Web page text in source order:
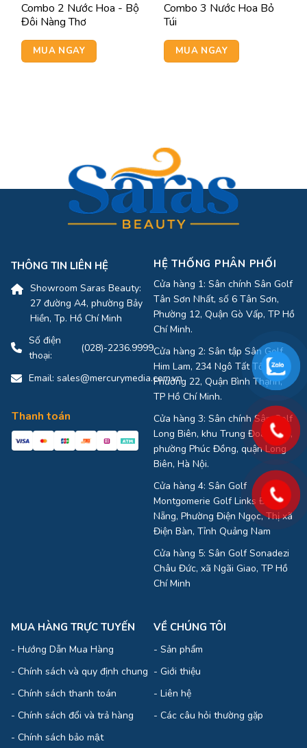
Combo 2 Nước Hoa - Bộ
Đôi Nàng Thơ
MUA NGAY
Combo 3 Nước Hoa Bỏ
Túi
MUA NGAY
THÔNG TIN LIÊN HỆ
Showroom Saras Beauty:
27 đường A4, phường Bảy
Hiền, Tp. Hồ Chí Minh
Số điện
thoại:
(028)-2236.9999
Email: sales@mercurymedia.com.vn
Thanh toán
HỆ THỐNG PHÂN PHỐI
Cửa hàng 1: Sân chính Sân Golf
Tân Sơn Nhất, số 6 Tân Sơn,
Phường 12, Quận Gò Vấp, TP Hồ
Chí Minh.
Cửa hàng 2: Sân tập Sân Golf
Him Lam, 234 Ngô Tất Tố,
Phường 22, Quận Bình Thạnh,
TP Hồ Chí Minh.
Cửa hàng 3: Sân chính Sân Golf
Long Biên, khu Trung Đoàn 918,
phường Phúc Đồng, quận Long
Biên, Hà Nội.
Cửa hàng 4: Sân Golf
Montgomerie Golf Links Đà
Nẵng, Phường Điện Ngọc, Thị xã
Điện Bàn, Tỉnh Quảng Nam
Cửa hàng 5: Sân Golf Sonadezi
Châu Đức, xã Ngãi Giao, TP Hồ
Chí Minh
MUA HÀNG TRỰC TUYẾN
- Hướng Dẫn Mua Hàng
- Chính sách và quy định chung
- Chính sách thanh toán
- Chính sách đổi và trả hàng
- Chính sách bảo mật
VỀ CHÚNG TÔI
- Sản phẩm
- Giới thiệu
- Liên hệ
- Các câu hỏi thường gặp